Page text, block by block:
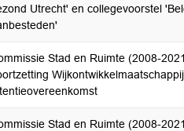
Utrecht' en collegevoorstel
Stad en Ruimte (2008-
Stad en Ruimte (2008-